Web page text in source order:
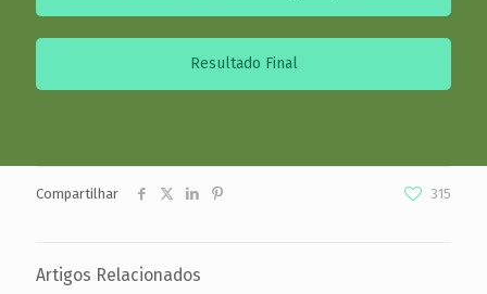
Resultado Final
Compartilhar 315
Artigos Relacionados